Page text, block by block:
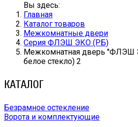
Вы здесь:
Главная
Каталог товаров
Межкомнатные двери
Серия ФЛЭШ ЭКО (РБ)
Межкомнатная дверь ''ФЛЭШ
белое стекло) 2
КАТАЛОГ
Безрамное остекление
Ворота и комплектующие